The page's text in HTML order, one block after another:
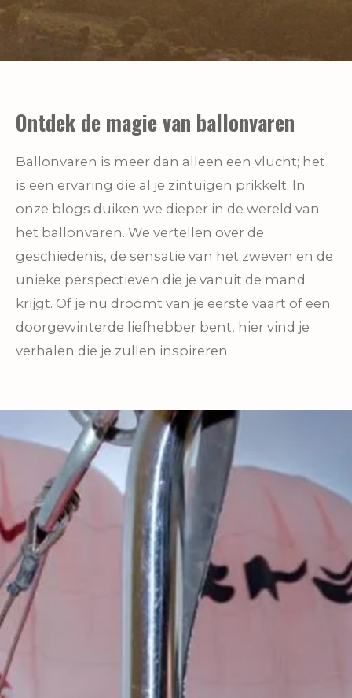
Ontdek de magie van ballonvaren
Ballonvaren is meer dan alleen een vlucht; het
is een ervaring die al je zintuigen prikkelt. In
onze blogs duiken we dieper in de wereld van
het ballonvaren. We vertellen over de
geschiedenis, de sensatie van het zweven en de
unieke perspectieven die je vanuit de mand
krijgt. Of je nu droomt van je eerste vaart of een
doorgewinterde liefhebber bent, hier vind je
verhalen die je zullen inspireren.